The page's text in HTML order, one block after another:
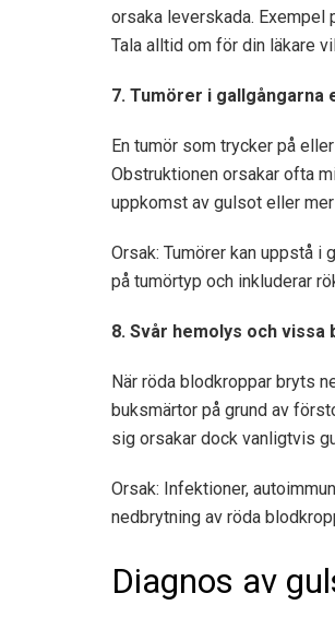
orsaka leverskada. Exempel
Tala alltid om för din läkare
7. Tumörer i
En tumör som trycker på
Obstruktionen orsakar ofta
uppkomst av gulsot eller
Orsak: Tumörer kan uppstå i
på tumörtyp och inkluderar
8. Svår hemolys och
När röda blodkroppar bryts
buksmärtor på grund av
sig orsakar dock vanligtvis
Orsak: Infektioner,
nedbrytning av röda
Diagnos av